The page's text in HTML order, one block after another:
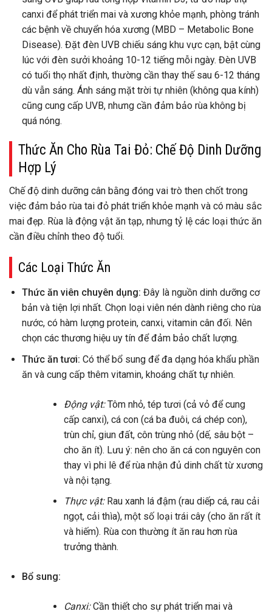
canxi để phát triển mai và xương khỏe mạnh, phòng tránh
các bệnh về chuyển hóa xương (MBD – Metabolic Bone
Disease). Đặt đèn UVB chiếu sáng khu vực cạn, bật cùng
lúc với đèn sưởi khoảng 10-12 tiếng mỗi ngày. Đèn UVB
có tuổi thọ nhất định, thường cần thay thế sau 6-12 tháng
dù vẫn sáng. Ánh sáng mặt trời tự nhiên (không qua kính)
cũng cung cấp UVB, nhưng cần đảm bảo rùa không bị
quá nóng.
Thức Ăn Cho Rùa Tai Đỏ: Chế Độ Dinh Dưỡng
Hợp Lý
Chế độ dinh dưỡng cân bằng đóng vai trò then chốt trong
việc đảm bảo rùa tai đỏ phát triển khỏe mạnh và có màu sắc
mai đẹp. Rùa là động vật ăn tạp, nhưng tỷ lệ các loại thức ăn
cần điều chỉnh theo độ tuổi.
Các Loại Thức Ăn
Thức ăn viên chuyên dụng: Đây là nguồn dinh dưỡng cơ
bản và tiện lợi nhất. Chọn loại viên nén dành riêng cho rùa
nước, có hàm lượng protein, canxi, vitamin cân đối. Nên
chọn các thương hiệu uy tín để đảm bảo chất lượng.
Thức ăn tươi: Có thể bổ sung để đa dạng hóa khẩu phần
ăn và cung cấp thêm vitamin, khoáng chất tự nhiên.
Động vật:Tôm nhỏ, tép tươi (cả vỏ để cung
cấp canxi), cá con (cá ba đuôi, cá chép con),
trùn chỉ, giun đất, côn trùng nhỏ (dế, sâu bột –
cho ăn ít). Lưu ý: nên cho ăn cá con nguyên con
thay vì phi lê để rùa nhận đủ dinh chất từ xương
và nội tạng.
Thực vật:Rau xanh lá đậm (rau diếp cá, rau cải
ngọt, cải thìa), một số loại trái cây (cho ăn rất ít
và hiếm). Rùa con thường ít ăn rau hơn rùa
trưởng thành.
Bổ sung:
Canxi:Cần thiết cho sự phát triển mai và